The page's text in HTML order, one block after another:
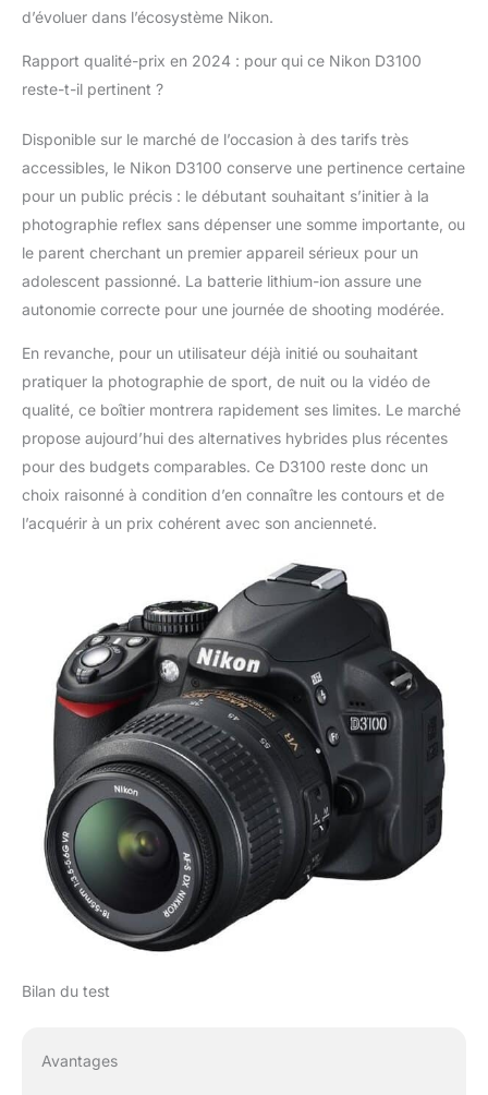
d’évoluer dans l’écosystème Nikon.
Rapport qualité-prix en 2024 : pour qui ce Nikon D3100
reste-t-il pertinent ?
Disponible sur le marché de l’occasion à des tarifs très
accessibles, le Nikon D3100 conserve une pertinence certaine
pour un public précis : le débutant souhaitant s’initier à la
photographie reflex sans dépenser une somme importante, ou
le parent cherchant un premier appareil sérieux pour un
adolescent passionné. La batterie lithium-ion assure une
autonomie correcte pour une journée de shooting modérée.
En revanche, pour un utilisateur déjà initié ou souhaitant
pratiquer la photographie de sport, de nuit ou la vidéo de
qualité, ce boîtier montrera rapidement ses limites. Le marché
propose aujourd’hui des alternatives hybrides plus récentes
pour des budgets comparables. Ce D3100 reste donc un
choix raisonné à condition d’en connaître les contours et de
l’acquérir à un prix cohérent avec son ancienneté.
Bilan du test
Avantages